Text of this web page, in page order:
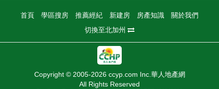
首頁 學區搜房 推薦經紀 新建房 房產知識
關於我們
切換至北加州
Copyright © 2005-2026 ccyp.com Inc.華人地產網
All Rights Reserved